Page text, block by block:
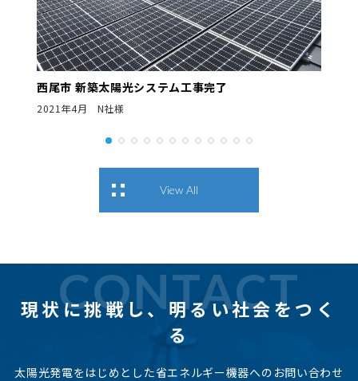
西尾市 新築太陽光システム工事完了
2021年4月 N社様
View All
CONTACT
現状に挑戦し、明るい社会をつく
る
太陽光発電をはじめとした省エネルギー機器へのお問い合わせ